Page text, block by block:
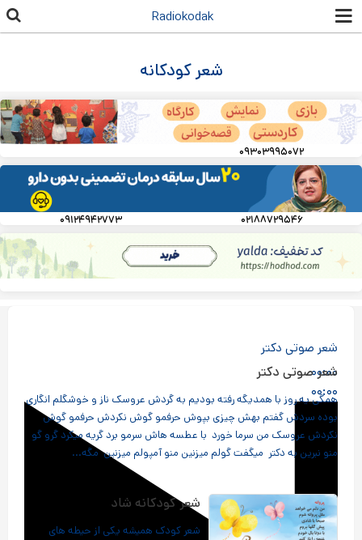
محتوای
Radiokodak
شعر کودکانه
۰۹۳۰۳۹۹۵۰۷۲
۰۲۱۸۸۷۲۹۵۴۶ ۰۹۱۲۴۹۴۲۷۷۳
شعر صوتی دکتر
۰۰:۰۰
۰۰:۰۰
شعر صوتی دکتر
همگی یه روز با همدیگه رفته بودیم به گردش عروسک ناز و خوشگلم انگاری
بوده سردش گفتم بهش چیزی بپوش حرفمو گوش نکردش حرفمو گوش
نکردش عروسک من سرما خورد با عطسه هاش سرمو برد گریه میکرد گرو گو
منو نبرین به دکتر میگفت گولم میزنین منو آمپولم میزنین مگه...
شعر کودکانه شاد
شعر کودک همیشه یکی از حیطه های